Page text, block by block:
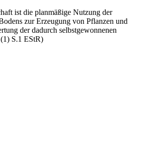
ist die planmäßige Nutzung der
zur Erzeugung von Pflanzen und
der dadurch selbstgewonnenen
S.1 EStR)